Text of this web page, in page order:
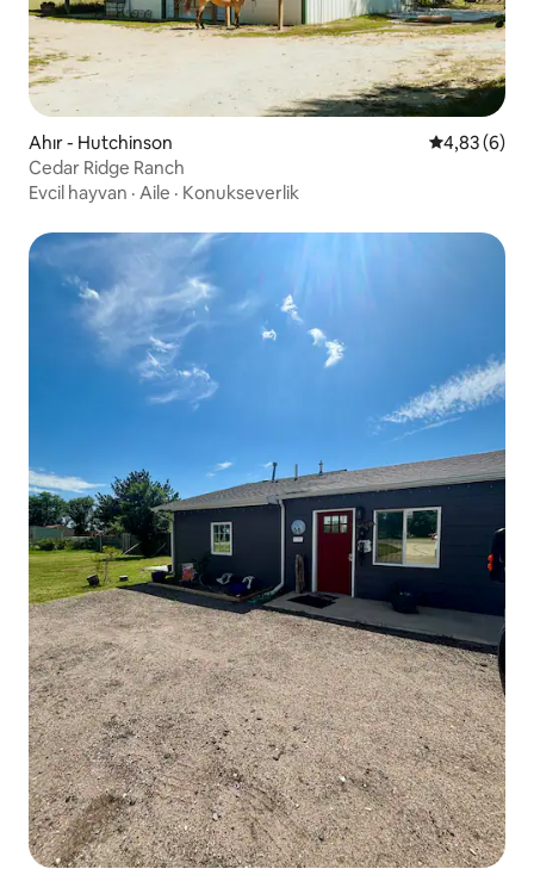
Ahır - Hutchinson 5 üzerinden
4,83 (6)
Cedar Ridge Ranch
Evcil hayvan · Aile · Konukseverlik